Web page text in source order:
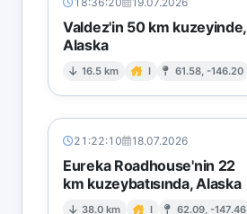
Valdez'in 50 km kuzeyinde,
Alaska
16.5 km I 61.58, -146.20
21:22:10 18.07.2026
Eureka Roadhouse'nin 22
km kuzeybatısında, Alaska
38.0 km I 62.09, -147.46